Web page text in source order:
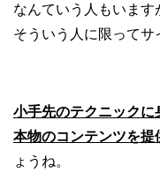
なんていう人もいます
そういう人に限ってサ
小手先のテクニックに
本物のコンテンツを提
ょうね。